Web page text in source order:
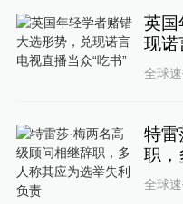
英国
现诺
全球
特雷
职，
全球